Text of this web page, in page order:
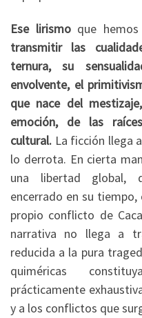
Ese lirismo que
transmitir las
ternura, su
envolvente, el
que nace del
emoción, de las
cultural. La ficción llega
lo derrota. En cierta
una libertad global,
encerrado en su
propio conflicto de
narrativa no llega a
reducida a la pura
quiméricas
prácticamente
y a los conflictos que